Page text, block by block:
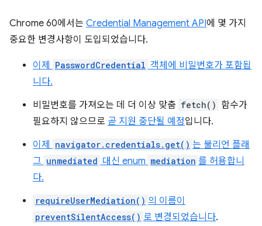
Chrome 60에서는 Credential Management API에 몇 가지
중요한 변경사항이 도입되었습니다.
이제 PasswordCredential 객체에 비밀번호가 포함됩
니다.
비밀번호를 가져오는 데 더 이상 맞춤 fetch() 함수가
필요하지 않으므로 곧 지원 중단될 예정입니다.
이제
navigator.credentials.get() 는 불리언 플래
그 unmediated 대신 enum mediation 를 허용합니
다.
requireUserMediation() 의 이름이
preventSilentAccess() 로 변경되었습니다.